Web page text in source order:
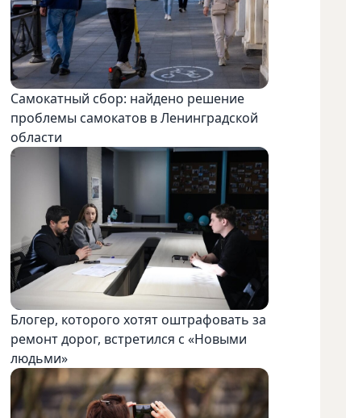
Самокатный сбор: найдено решение
проблемы самокатов в Ленинградской
области
Блогер, которого хотят оштрафовать за
ремонт дорог, встретился с «Новыми
людьми»